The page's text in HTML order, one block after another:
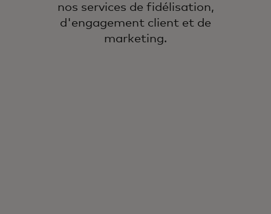
nos services de fidélisation,
d'engagement client et de
marketing.